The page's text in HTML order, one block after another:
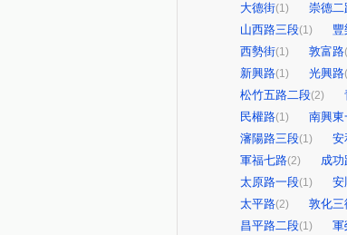
大德街(1) 崇德二
山西路三段(1) 豐
西勢街(1) 敦富路
新興路(1) 光興路
松竹五路二段(2)
民權路(1) 南興東
瀋陽路三段(1) 安
軍福七路(2) 成功
太原路一段(1) 安
太平路(2) 敦化三
昌平路二段(1) 軍